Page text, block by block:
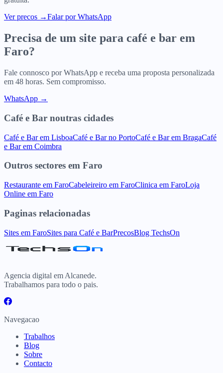
Ver precos →Falar por WhatsApp
Precisa de um site para café e bar em
Faro?
Fale connosco por WhatsApp e receba uma proposta personalizada
em 48 horas. Sem compromisso.
WhatsApp →
Café e Bar noutras cidades
Café e Bar em LisboaCafé e Bar no PortoCafé e Bar em BragaCafé
e Bar em Coimbra
Outros sectores em Faro
Restaurante em FaroCabeleireiro em FaroClinica em FaroLoja
Online em Faro
Paginas relacionadas
Sites em FaroSites para Café e BarPrecosBlog TechsOn
Agencia digital em Alcanede.
Trabalhamos para todo o pais.
Navegacao
Trabalhos
Blog
Sobre
Contacto